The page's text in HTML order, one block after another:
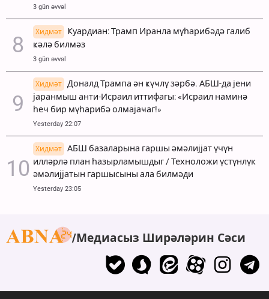
3 gün əvvəl
Хидмәт
Ҝуардиан: Трамп Иранла мүһарибәдә галиб
ҝәлә билмәз
3 gün əvvəl
Хидмәт
Доналд Трампа ән ҝүҹлү зәрбә. АБШ-да јени
јаранмыш анти-Исраил иттифагы: «Исраил наминә
һеч бир мүһарибә олмајаҹаг!»
Yesterday 22:07
Хидмәт
АБШ базаларына гаршы әмәлијјат үчүн
илләрлә план һазырламышдыг / Техноложи үстүнлүк
әмәлијјатын гаршысыны ала билмәди
Yesterday 23:05
Медиасыз Ширәләрин Сәси